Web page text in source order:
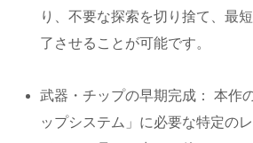
り、不要な探索を切り捨て、最
了させることが可能です。
武器・チップの早期完成： 本作
ップシステム」に必要な特定の